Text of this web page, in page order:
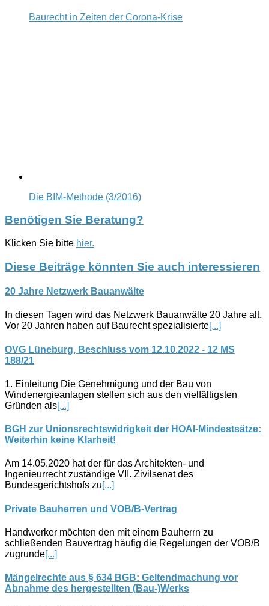
Baurecht in Zeiten der Corona-Krise
Die BIM-Methode (3/2016)
Benötigen Sie Beratung?
Klicken Sie bitte hier.
Diese Beiträge könnten Sie auch interessieren
20 Jahre Netzwerk Bauanwälte
In diesen Tagen wird das Netzwerk Bauanwälte 20 Jahre alt.
Vor 20 Jahren haben auf Baurecht spezialisierte[...]
OVG Lüneburg, Beschluss vom 12.10.2022 - 12 MS
188/21
1. Einleitung Die Genehmigung und der Bau von
Windenergieanlagen stellen sich aus den vielfältigsten
Gründen als[...]
BGH zur Unionsrechtswidrigkeit der HOAI-Mindestsätze:
Weiterhin keine Klarheit!
Am 14.05.2020 hat der für das Architekten- und
Ingenieurrecht zuständige VII. Zivilsenat des
Bundesgerichtshofs zu[...]
Private Bauherren und VOB/B-Vertrag
Handwerker möchten den mit einem Bauherrn zu
schließenden Bauvertrag häufig die Regelungen der VOB/B
zugrunde[...]
Mängelrechte aus § 634 BGB: Geltendmachung vor
Abnahme des hergestellten (Bau-)Werks